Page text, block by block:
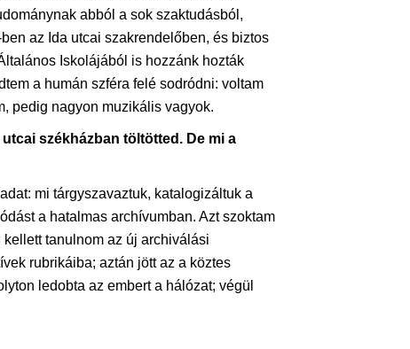
abból a sok szaktudásból,
az Ida utcai szakrendelőben, és biztos
Iskolájából is hozzánk hozták
a humán szféra felé sodródni: voltam
pedig nagyon muzikális vagyok.
székházban töltötted. De mi a
mi tárgyszavaztuk, katalogizáltuk a
a hatalmas archívumban. Azt szoktam
tanulnom az új archiválási
rubrikáiba; aztán jött az a köztes
ledobta az embert a hálózat; végül